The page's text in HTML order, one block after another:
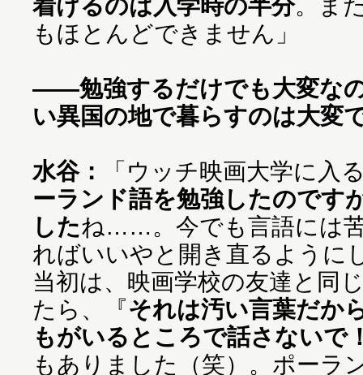
もほとんどできません」
——勉強するだけでも大変な
い異国の地で暮らすのは大
水谷：
「ウッチ映画大学に入
ーランド語を勉強したのです
したね……。今でも言語には
ればいいやと開き直るように
当初は、映画学校の友達と同
たら、『それは汚い言葉だか
もがいるところで話さないで
もありました（笑）。ポーラ